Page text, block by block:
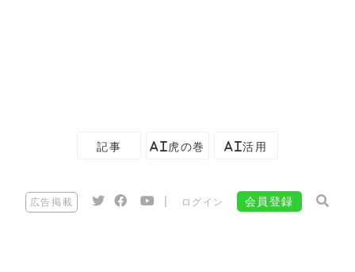
記事 AI虎の巻 AI活用
広告掲載 ログイン 会員登録